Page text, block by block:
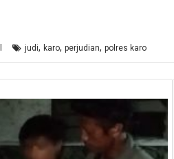
judi, karo, perjudian, polres karo